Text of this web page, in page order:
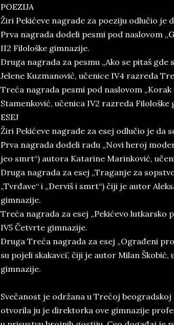
POEZIJA
Žiri Pekićeve nagrade za poeziju odlučio je
Prva nagrada dodeli pesmi pod naslovom
II2 Filološke gimnazije.
Druga nagrada za pesmu „Ako se pitaš gde
Jelene Kuzmanović, učenice IV4 razreda
Treća nagrada pesmi pod naslovom
Stamenković, učenica IV2 razreda Filološke
ESEJ
Žiri Pekićeve nagrade za esej odlučio je da
Prva nagrada dodeli radu „Novi heroj
jeo smrt“) autora Katarine Marinković,
Druga nagrada za esej „Traganje za
„Tvrđave“ i „Derviš i smrt“) čiji je autor
gimnazije.
Treća nagrada za esej „Pekićevo lutkarsko
IV5 Četvrte gimnazije.
Druga Treća nagrada za esej „Ograđeni
su pojeli skakavci’, čiji je autor Milan
gimnazije.
Svečanost je održana u Trećoj
otvorila ju je direktorka ove gimnazije